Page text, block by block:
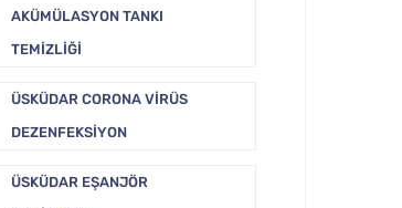
AKÜMÜLASYON TANKI
TEMIZLIĞI
ÜSKÜDAR CORONA VIRÜS
DEZENFEKSIYON
ÜSKÜDAR EŞANJÖR